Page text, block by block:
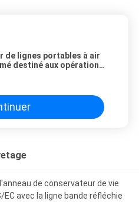
de lignes portables à air
destiné aux opérations
de conservateur de vie
EC avec la ligne bande réfléchie